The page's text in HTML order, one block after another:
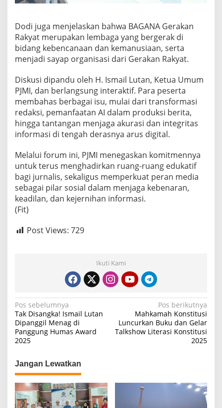
Dodi juga menjelaskan bahwa BAGANA Gerakan
Rakyat merupakan lembaga yang bergerak di
bidang kebencanaan dan kemanusiaan, serta
menjadi sayap organisasi dari Gerakan Rakyat.
Diskusi dipandu oleh H. Ismail Lutan, Ketua Umum
PJMI, dan berlangsung interaktif. Para peserta
membahas berbagai isu, mulai dari transformasi
redaksi, pemanfaatan AI dalam produksi berita,
hingga tantangan menjaga akurasi dan integritas
informasi di tengah derasnya arus digital.
Melalui forum ini, PJMI menegaskan komitmennya
untuk terus menghadirkan ruang-ruang edukatif
bagi jurnalis, sekaligus memperkuat peran media
sebagai pilar sosial dalam menjaga kebenaran,
keadilan, dan kejernihan informasi.
(Fit)
Post Views: 729
Ikuti Kami
N
a
v
g
a
s
i
Pos sebelumnya
Tak Disangka! Ismail Lutan
Dipanggil Menag di
Panggung Humas Award
2025
Pos berikutnya
Mahkamah Konstitusi
Luncurkan Buku dan Gelar
Talkshow Literasi Konstitusi
2025
Jangan Lewatkan